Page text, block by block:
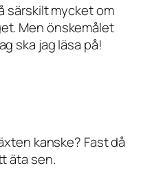
särskilt mycket om
Men önskemålet
ska jag läsa på!
kanske? Fast då
äta sen.